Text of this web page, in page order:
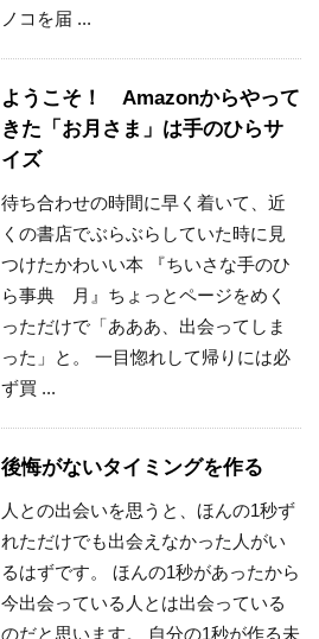
ノコを届 ...
ようこそ！ Amazonからやって
きた「お月さま」は手のひらサ
イズ
待ち合わせの時間に早く着いて、近
くの書店でぶらぶらしていた時に見
つけたかわいい本 『ちいさな手のひ
ら事典 月』ちょっとページをめく
っただけで「あああ、出会ってしま
った」と。 一目惚れして帰りには必
ず買 ...
後悔がないタイミングを作る
人との出会いを思うと、ほんの1秒ず
れただけでも出会えなかった人がい
るはずです。 ほんの1秒があったから
今出会っている人とは出会っている
のだと思います。 自分の1秒が作る未